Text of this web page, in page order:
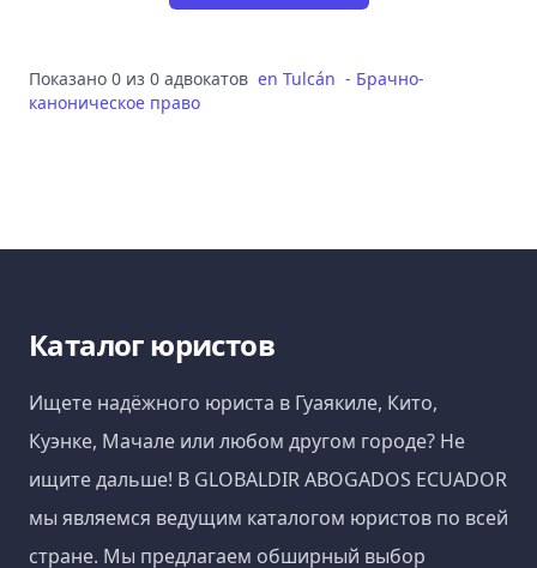
Показано 0 из 0 адвокатов en Tulcán - Брачно-
каноническое право
Каталог юристов
Ищете надёжного юриста в Гуаякиле, Кито,
Куэнке, Мачале или любом другом городе? Не
ищите дальше! В GLOBALDIR ABOGADOS ECUADOR
мы являемся ведущим каталогом юристов по всей
стране. Мы предлагаем обширный выбор